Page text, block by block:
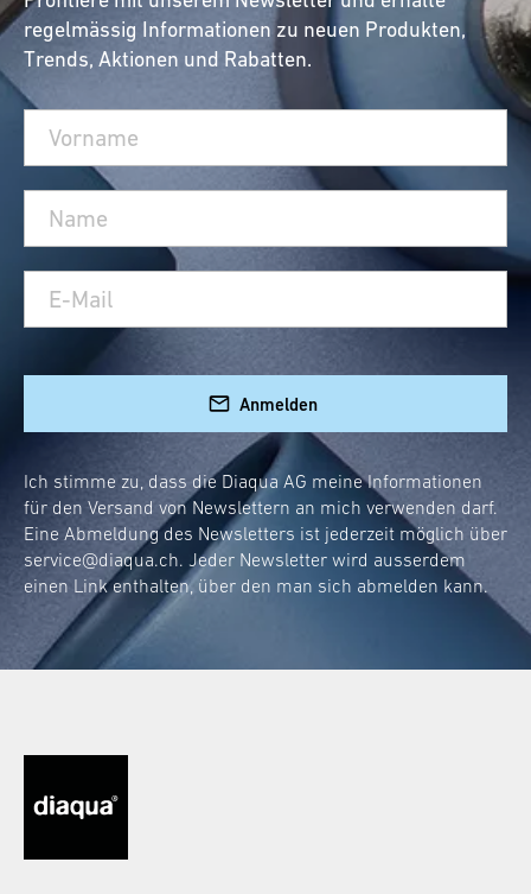
regelmässig Informationen zu neuen Produkten,
Trends, Aktionen und Rabatten.
Anmelden
Ich stimme zu, dass die Diaqua AG meine Informationen
für den Versand von Newslettern an mich verwenden darf.
Eine Abmeldung des Newsletters ist jederzeit möglich über
service@diaqua.ch. Jeder Newsletter wird ausserdem
einen Link enthalten, über den man sich abmelden kann.